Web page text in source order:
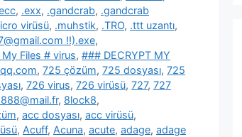
, .exx, .gandcrab, .gandcrab
virüsü, .muhstik, .TRO, .ttt uzantı,
!!).exe,
Files # virus, ### DECRYPT MY
, 725 çözüm, 725 dosyası, 725
, 726 virus, 726 virüsü, 727, 727
, 8lock8,
, acc dosyası, acc virüsü,
, Acuff, Acuna, acute, adage, adage